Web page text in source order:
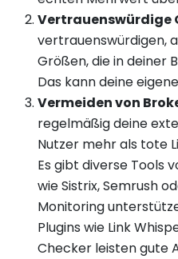
Vertrauenswürdige
vertrauenswürdigen,
Größen, die in deiner
Das kann deine
Vermeiden von
regelmäßig deine
Nutzer mehr als tote
Es gibt diverse Tools
wie Sistrix, Semrush
Monitoring
Plugins wie Link
Checker leisten gute